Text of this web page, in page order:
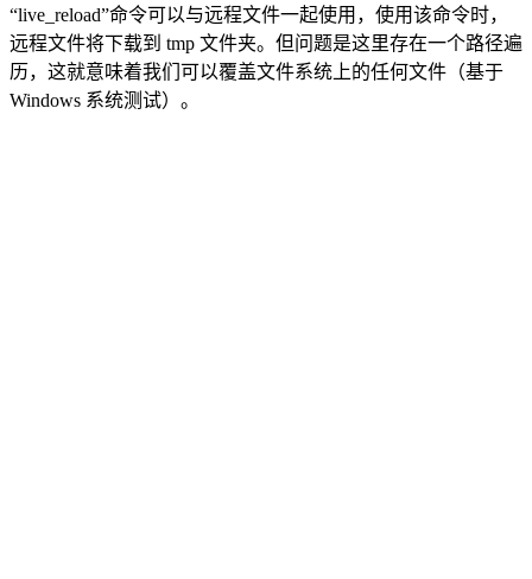
“live_reload”命令可以与远程文件一起使用，使用该命令时，
远程文件将下载到 tmp 文件夹。但问题是这里存在一个路径遍
历，这就意味着我们可以覆盖文件系统上的任何文件（基于
Windows 系统测试）。